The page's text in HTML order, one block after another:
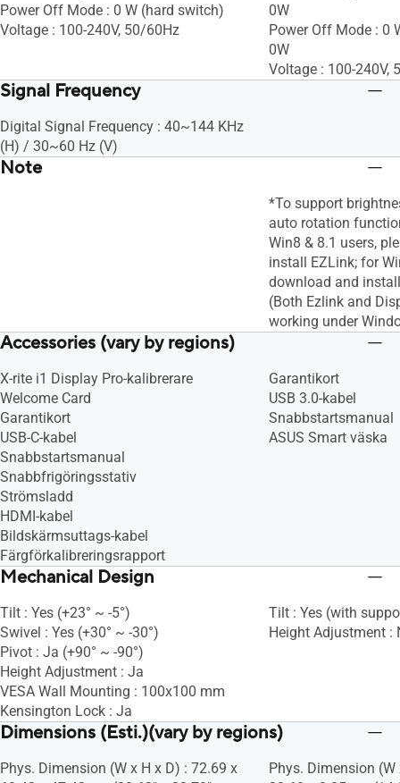
Power Off Mode : 0 W (hard switch)
Voltage : 100-240V, 50/60Hz
0W
Power Off Mode : 0
0W
Voltage : 100-240V,
Signal Frequency
Digital Signal Frequency : 40~144 KHz
(H) / 30~60 Hz (V)
Note
*To support
auto rotation
Win8 & 8.1 users,
install EZLink; for
download and
(Both Ezlink and
working under
Accessories (vary by regions)
X-rite i1 Display Pro-kalibrerare
Welcome Card
Garantikort
USB-C-kabel
Snabbstartsmanual
Snabbfrigöringsstativ
Strömsladd
HDMI-kabel
Bildskärmsuttags-kabel
Färgförkalibreringsrapport
Garantikort
USB 3.0-kabel
Snabbstartsmanual
ASUS Smart väska
Mechanical Design
Tilt : Yes (+23° ~ -5°)
Swivel : Yes (+30° ~ -30°)
Pivot : Ja (+90° ~ -90°)
Height Adjustment : Ja
VESA Wall Mounting : 100x100 mm
Kensington Lock : Ja
Tilt : Yes (with
Height Adjustment :
Dimensions (Esti.)(vary by regions)
Phys. Dimension (W x H x D) : 72.69 x
Phys. Dimension